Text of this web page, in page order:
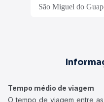
São Miguel do
Tempo médio de viagem
O tempo de viagem entre